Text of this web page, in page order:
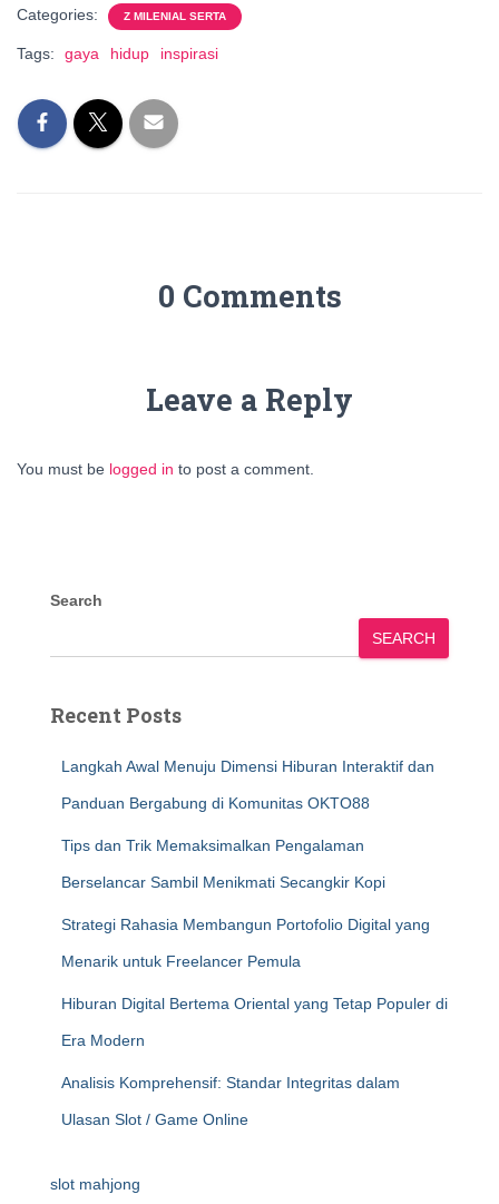
Categories: Z MILENIAL SERTA
Tags: gaya hidup inspirasi
0 Comments
Leave a Reply
You must be logged in to post a comment.
Search
SEARCH
Recent Posts
Langkah Awal Menuju Dimensi Hiburan Interaktif dan
Panduan Bergabung di Komunitas OKTO88
Tips dan Trik Memaksimalkan Pengalaman
Berselancar Sambil Menikmati Secangkir Kopi
Strategi Rahasia Membangun Portofolio Digital yang
Menarik untuk Freelancer Pemula
Hiburan Digital Bertema Oriental yang Tetap Populer di
Era Modern
Analisis Komprehensif: Standar Integritas dalam
Ulasan Slot / Game Online
slot mahjong